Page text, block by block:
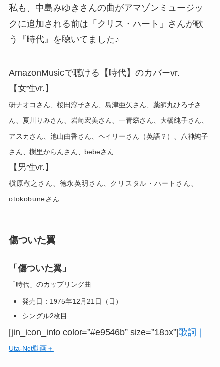
私も、中島みゆきさんの曲がアマゾンミュージッ
クに追加される前は「クリス・ハート」さんが歌
う『時代』を聴いてました♪
AmazonMusicで聴ける【時代】のカバーvr.
【女性vr.】
研ナオコさん、桜田淳子さん、島津亜矢さん、薬師丸ひろ子さ
ん、夏川りみさん、岩崎宏美さん、一青窈さん、大橋純子さん、
アスカさん、池山由香さん、ヘイリーさん（英語？）、八神純子
さん、樹里からんさん、bebeさん
【男性vr.】
槇原敬之さん、徳永英明さん、クリスタル・ハートさん、
otokobuneさん
傷ついた翼
「傷ついた翼」
「時代」のカップリング曲
発売日：1975年12月21日（日）
シングル2枚目
[jin_icon_info color=”#e9546b” size=”18px”]歌詞｜
Uta-Net動画＋